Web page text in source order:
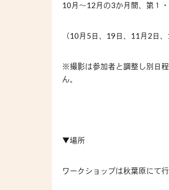
10月～12月の3か月間、第１
（10月 5 日、 19 日、 11 月 2 日、
※撮影は参加者と調整し別日
ん。
▼場所
ワークショップは秋葉原にて